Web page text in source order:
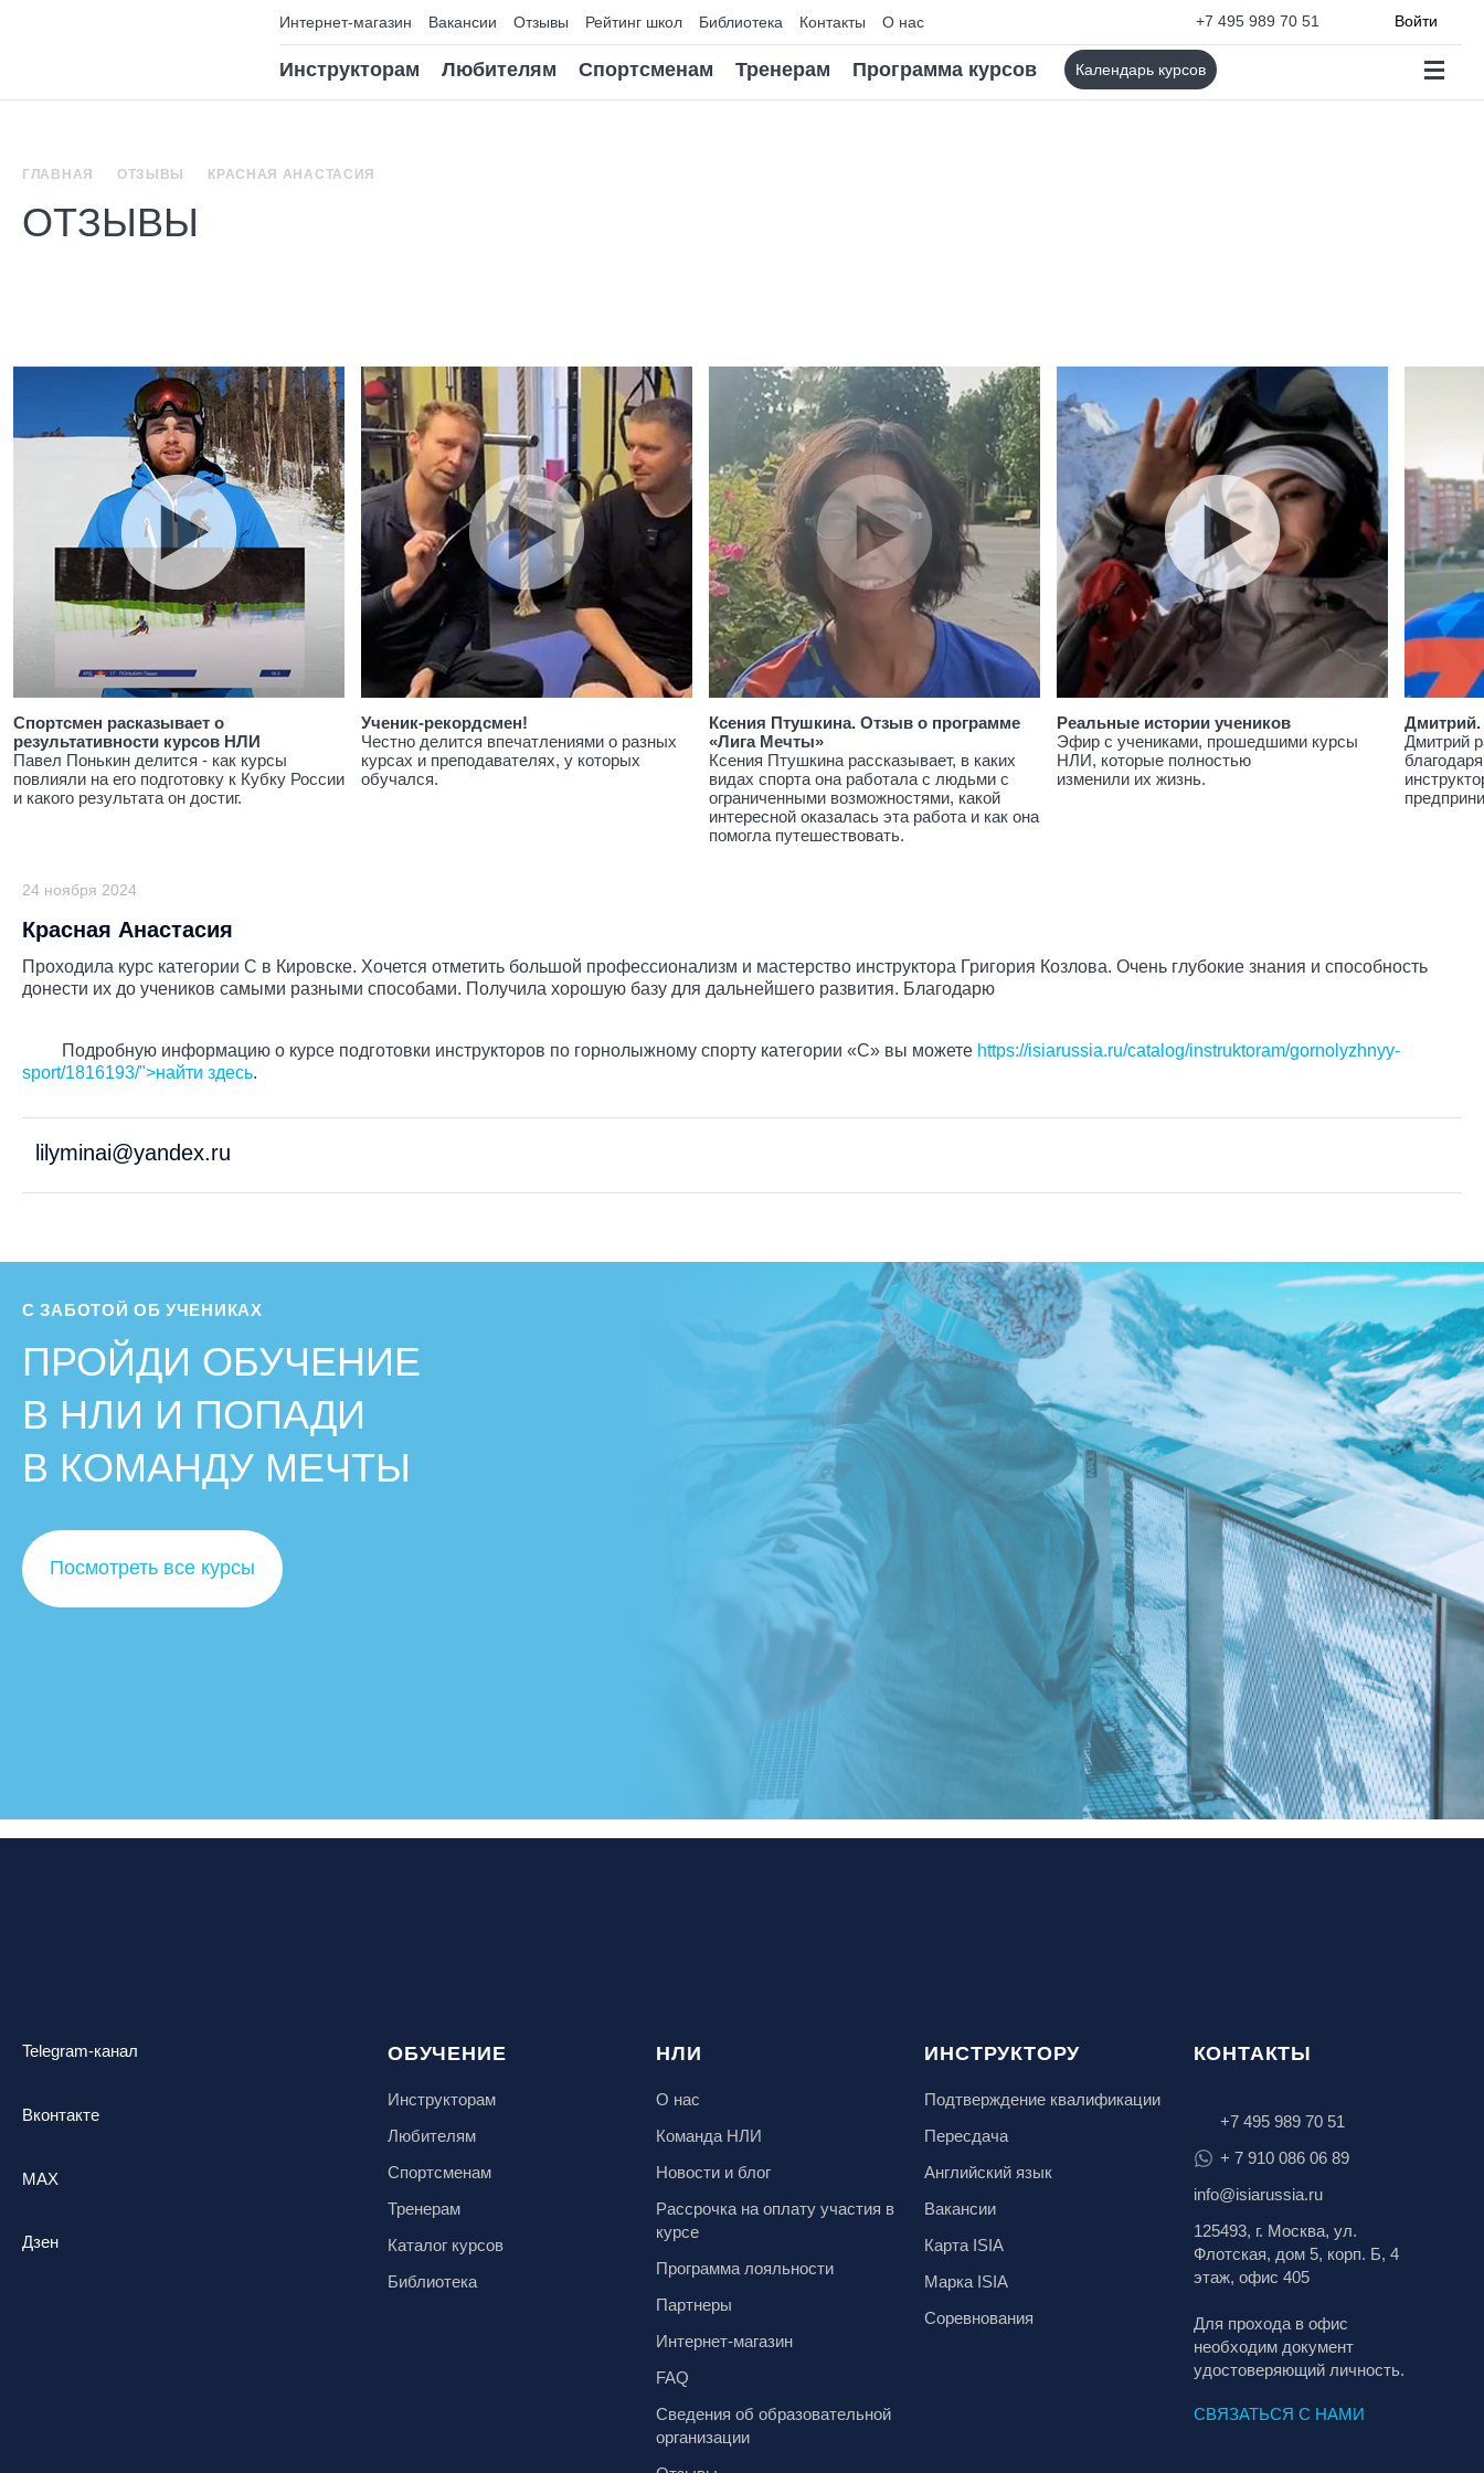
Интернет-магазин Вакансии Отзывы Рейтинг школ Библиотека Контакты О нас +7 495 989 70 51 Войти
Инструкторам Любителям Спортсменам Тренерам Программа курсов Календарь курсов
ГЛАВНАЯ ОТЗЫВЫ КРАСНАЯ АНАСТАСИЯ
ОТЗЫВЫ
Спортсмен расказывает о
результативности курсов НЛИ
Павел Понькин делится - как курсы
повлияли на его подготовку к Кубку России
и какого результата он достиг.
Ученик-рекордсмен!
Честно делится впечатлениями о разных
курсах и преподавателях, у которых
обучался.
Ксения Птушкина. Отзыв о программе
«Лига Мечты»
Ксения Птушкина рассказывает, в каких
видах спорта она работала с людьми с
ограниченными возможностями, какой
интересной оказалась эта работа и как она
помогла путешествовать.
Реальные истории учеников
Эфир с учениками, прошедшими курсы
НЛИ, которые полностью
изменили их жизнь.
Дмитрий.
Дмитрий
24 ноября 2024
Красная Анастасия
Проходила курс категории С в Кировске. Хочется отметить большой профессионализм и мастерство инструктора Григория Козлова. Очень глубокие знания и способность
донести их до учеников самыми разными способами. Получила хорошую базу для дальнейшего развития. Благодарю
Подробную информацию о курсе подготовки инструкторов по горнолыжному спорту категории «C» вы можете https://isiarussia.ru/catalog/instruktoram/gornolyzhnyy-
sport/1816193/">найти здесь.
lilyminai@yandex.ru
С ЗАБОТОЙ ОБ УЧЕНИКАХ
ПРОЙДИ ОБУЧЕНИЕ
В НЛИ И ПОПАДИ
В КОМАНДУ МЕЧТЫ
Посмотреть все курсы
Telegram-канал
Вконтакте
MAX
Дзен
ОБУЧЕНИЕ
Инструкторам
Любителям
Спортсменам
Тренерам
Каталог курсов
Библиотека
НЛИ
О нас
Команда НЛИ
Новости и блог
Рассрочка на оплату участия в
курсе
Программа лояльности
Партнеры
Интернет-магазин
FAQ
Сведения об образовательной
организации
ИНСТРУКТОРУ
Подтверждение квалификации
Пересдача
Английский язык
Вакансии
Карта ISIA
Марка ISIA
Соревнования
КОНТАКТЫ
+7 495 989 70 51
+ 7 910 086 06 89
info@isiarussia.ru
125493, г. Москва, ул.
Флотская, дом 5, корп. Б, 4
этаж, офис 405
Для прохода в офис
необходим документ
удостоверяющий личность.
СВЯЗАТЬСЯ С НАМИ